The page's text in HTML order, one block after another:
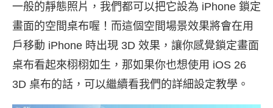
一般的靜態照片，我們都可以把它設為 iPhone 鎖定
畫面的空間桌布喔！而這個空間場景效果將會在用
戶移動 iPhone 時出現 3D 效果，讓你感覺鎖定畫面
桌布看起來栩栩如生，那如果你也想使用 iOS 26
3D 桌布的話，可以繼續看我們的詳細設定教學。